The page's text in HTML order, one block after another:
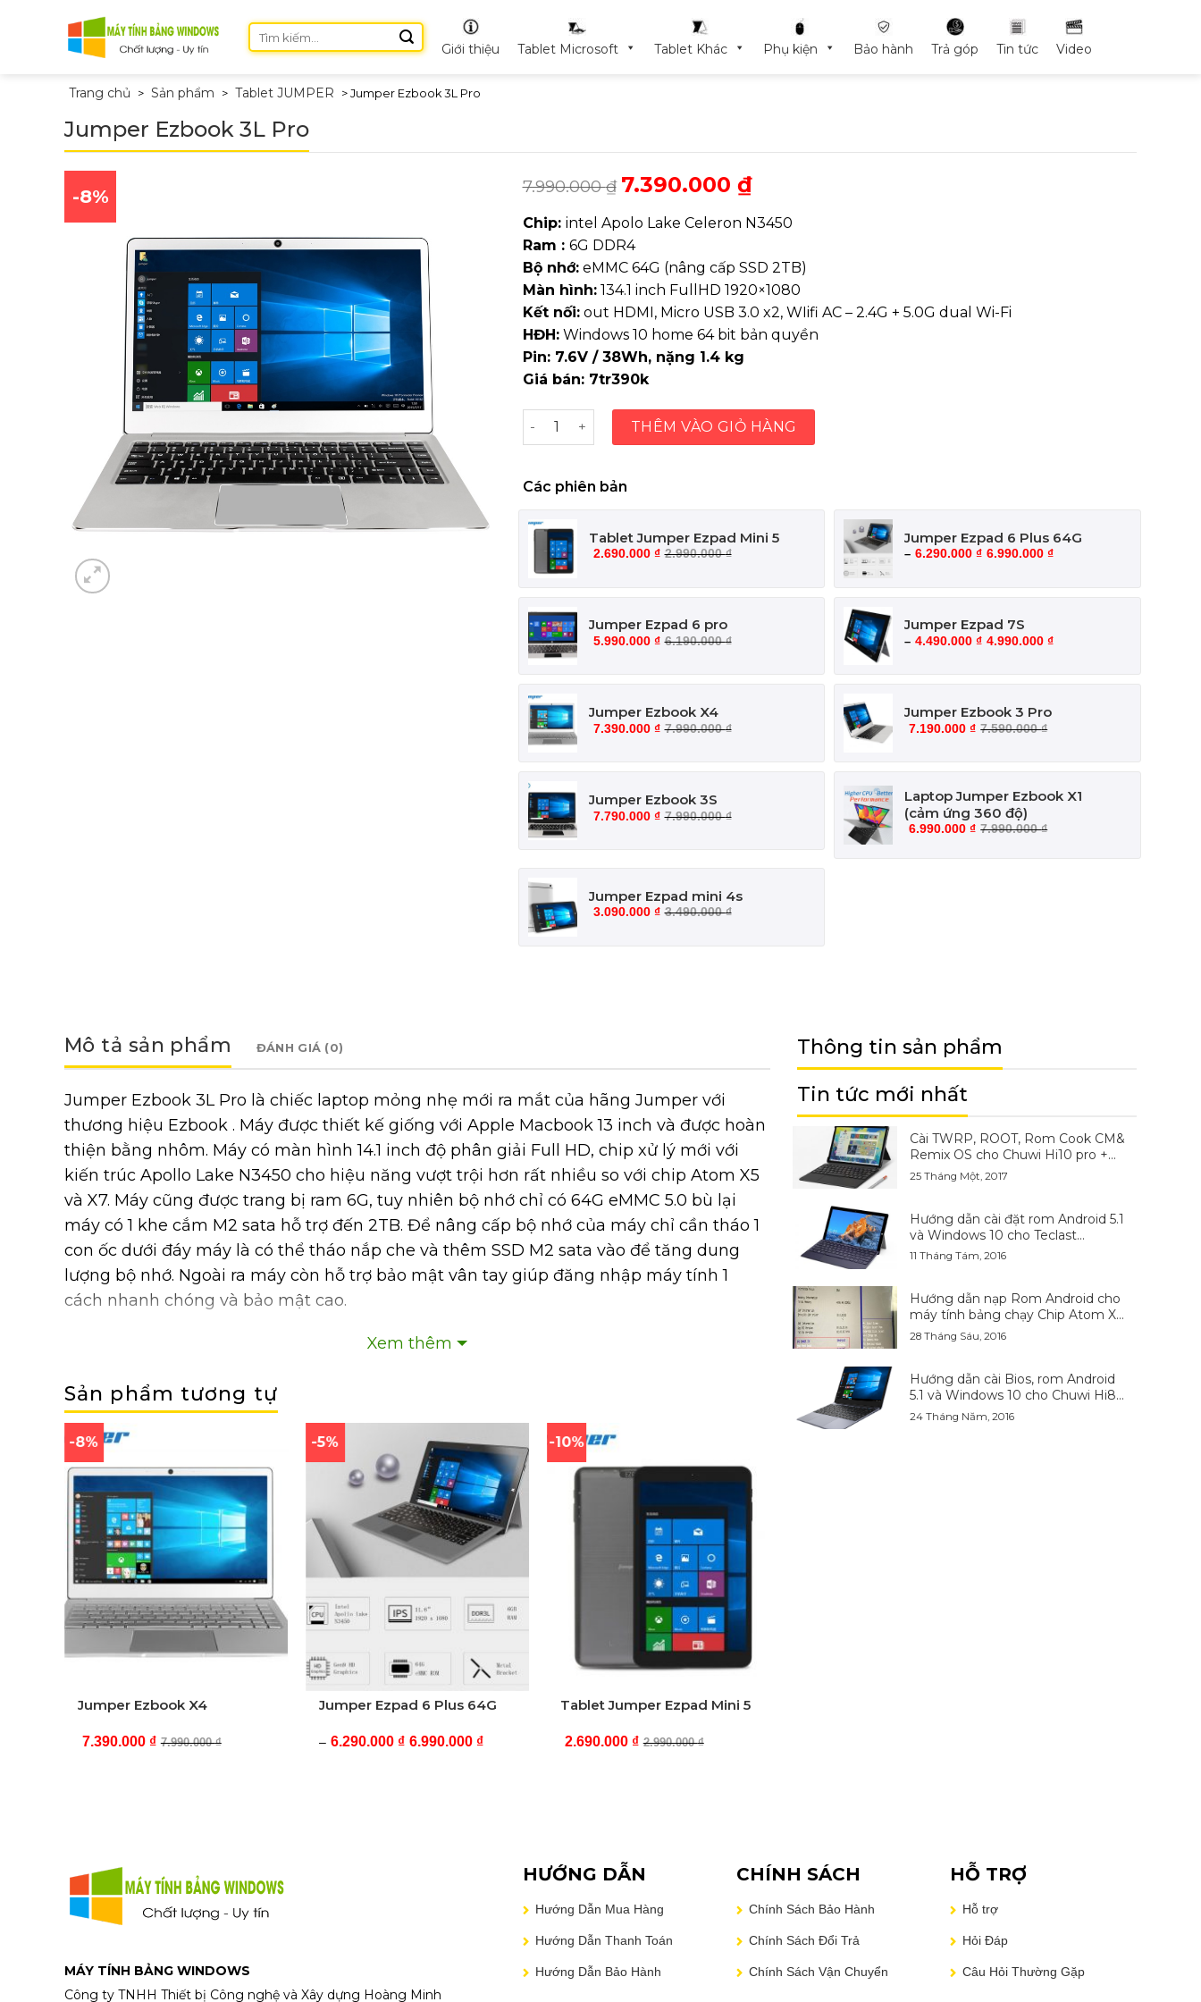
Tìm
kiếm:
Giới thiệu Tablet Microsoft Tablet Khác Phụ kiện Bảo hành Trả góp Tin tức Video
Trang chủ > Sản phẩm > Tablet JUMPER > Jumper Ezbook 3L Pro
Jumper Ezbook 3L Pro
-8% 7.990.000₫ 7.390.000₫
Chip: intel Apolo Lake Celeron N3450
Ram : 6G DDR4
Bộ nhớ:eMMC 64G (nâng cấp SSD 2TB)
Màn hình:134.1 inch FullHD 1920×1080
Kết nối:out HDMI, Micro USB 3.0 x2, WIifi AC – 2.4G + 5.0G dual Wi-Fi
HĐH:Windows 10 home 64 bit bản quyền
Pin: 7.6V / 38Wh, nặng 1.4 kg
Giá bán: 7tr390k
Jumper Ezbook 3L Pro số lượng
THÊM VÀO GIỎ HÀNG
Các phiên bản
Tablet Jumper Ezpad Mini 5
2.990.000₫
2.690.000 ₫
Jumper Ezpad 6 Plus 64G
6.290.000₫
– 6.990.000₫
Jumper Ezpad 6 pro
6.190.000₫
5.990.000 ₫
Jumper Ezpad 7S
4.490.000₫
– 4.990.000₫
Jumper Ezbook X4
7.990.000₫
7.390.000 ₫
Jumper Ezbook 3 Pro
7.590.000₫
7.190.000₫
Jumper Ezbook 3S
7.990.000₫
7.790.000 ₫
Laptop Jumper Ezbook X1
(cảm ứng 360 độ)
7.990.000₫
6.990.000₫
Jumper Ezpad mini 4s
3.490.000₫
3.090.000 ₫
Mô tả sản phẩm ĐÁNH GIÁ (0)
Jumper Ezbook 3L Pro là chiếc laptop mỏng nhẹ mới ra mắt của hãng Jumper với
thương hiệu Ezbook . Máy được thiết kế giống với Apple Macbook 13 inch và được hoàn
thiện bằng nhôm. Máy có màn hình 14.1 inch độ phân giải Full HD, chip xử lý mới với
kiến trúc Apollo Lake N3450 cho hiệu năng vượt trội hơn rất nhiều so với chip Atom X5
và X7. Máy cũng được trang bị ram 6G, tuy nhiên bộ nhớ chỉ có 64G eMMC 5.0 bù lại
máy có 1 khe cắm M2 sata hỗ trợ đến 2TB. Để nâng cấp bộ nhớ của máy chỉ cần tháo 1
con ốc dưới đáy máy là có thể tháo nắp che và thêm SSD M2 sata vào để tăng dung
lượng bộ nhớ. Ngoài ra máy còn hỗ trợ bảo mật vân tay giúp đăng nhập máy tính 1
cách nhanh chóng và bảo mật cao.
Chip:intel Apolo Lake Celeron N3450
Ram :6G DDR4
Bộ nhớ: eMMC 64G (nâng cấp SSD 2TB)
Màn hình:14.1 inch FullHD 1920×1080
Kết nối:out HDMI, Micro USB 3.0 x2, WIifi AC – 2.4G + 5.0G dual Wi-Fi
HĐH:Windows 10 home 64 bit bản quyền
Pin:
7.6V / 38Wh, nặng 1.4 kg
Giá bán: 7tr590k
Xem thêm
Sản phẩm tương tự
-8%
Jumper Ezbook X4
7.990.000₫
7.390.000 ₫
-5%
Jumper Ezpad 6 Plus 64G
6.290.000 ₫
– 6.990.000 ₫
-10%
Tablet Jumper Ezpad Mini 5
2.990.000₫
2.690.000 ₫
Thông tin sản phẩm
Tin tức mới nhất
Cài TWRP, ROOT, Rom Cook CM&
Remix OS cho Chuwi Hi10 pro +
plus, Hibook pro, Hi12
25 Tháng Một, 2017
Hướng dẫn cài đặt rom Android 5.1
và Windows 10 cho Teclast
Tbook10
11 Tháng Tám, 2016
Hướng dẫn nạp Rom Android cho
máy tính bảng chạy Chip Atom X5-
83xx
28 Tháng Sáu, 2016
Hướng dẫn cài Bios, rom Android
5.1 và Windows 10 cho Chuwi Hi8
pro
24 Tháng Năm, 2016
MÁY TÍNH BẢNG WINDOWS
Công ty TNHH Thiết bị Công nghệ và Xây dựng Hoàng Minh
HƯỚNG DẪN
Hướng Dẫn Mua Hàng
Hướng Dẫn Thanh Toán
Hướng Dẫn Bảo Hành
CHÍNH SÁCH
Chính Sách Bảo Hành
Chính Sách Đổi Trả
Chính Sách Vận Chuyển
HỖ TRỢ
Hỗ trợ
Hỏi Đáp
Câu Hỏi Thường Gặp